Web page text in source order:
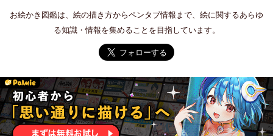
お絵かき図鑑は、絵の描き方からペンタブ情報まで、絵に関するあらゆ
る知識・情報を集めることを目指しています。